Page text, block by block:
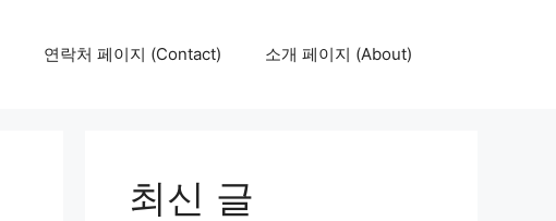
연락처 페이지 (Contact) 소개 페이지 (About)
최신 글